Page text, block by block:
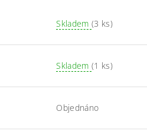
Skladem (3 ks)
Skladem (1 ks)
Objednáno